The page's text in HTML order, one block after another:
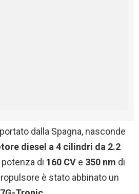
dalla Spagna, nasconde
diesel a 4 cilindri da 2.2
di 160 CV e 350 nm di
è stato abbinato un